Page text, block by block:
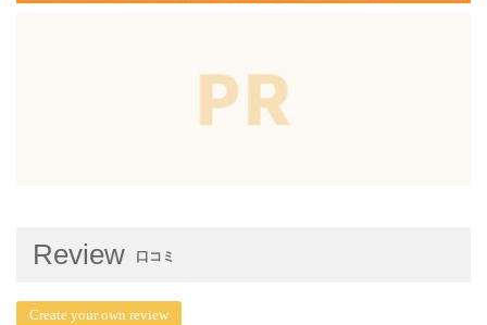
Review 口コミ
Create your own review